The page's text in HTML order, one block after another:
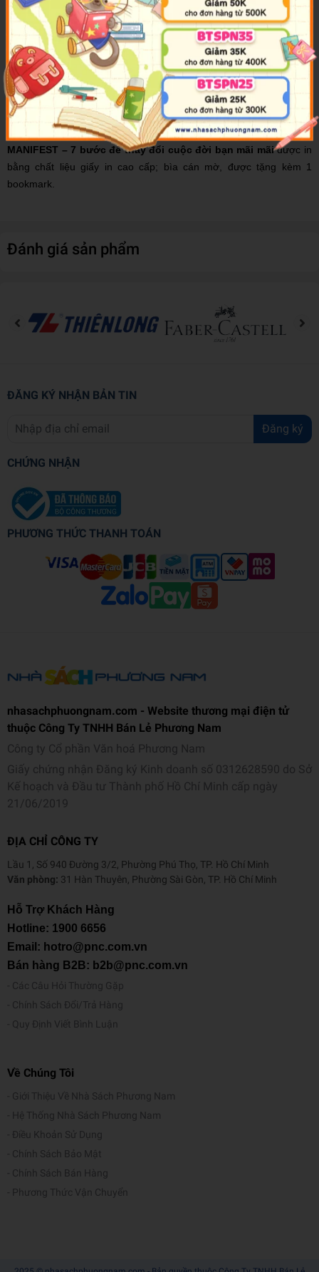
Cuốn sách này là một chỉ dẫn cần thiết cho bất kỳ ai muốn tự làm
chủ cuộc đời mình. Chỉ với 7 bước cơ bản, bạn có thể hoàn toàn
hiểu được Manifest thực sự là gì và tạo ra một cuộc sống mà bạn
hằng mong ước.
Là một sự giao thoa giữa khoa học và sự thông thái, Manifest là
một dạng rèn luyện phát triển bản thân, học cách yêu bản thân,
giúp bạn vươn tới mục tiêu và sống một cuộc sống viên mãn nhất.
MANIFEST – 7 bước để thay đổi cuộc đời bạn mãi mãiđược in
bằng chất liệu giấy in cao cấp; bìa cán mờ, được tặng kèm 1
bookmark.
Đánh giá sản phẩm
ĐĂNG KÝ NHẬN BẢN TIN
Đăng ký
CHỨNG NHẬN
PHƯƠNG THỨC THANH TOÁN
nhasachphuongnam.com - Website thương mại điện tử
thuộc Công Ty TNHH Bán Lẻ Phương Nam
Công ty Cổ phần Văn hoá Phương Nam
Giấy chứng nhận Đăng ký Kinh doanh số 0312628590 do Sở
Kế hoạch và Đầu tư Thành phố Hồ Chí Minh cấp ngày
21/06/2019
ĐỊA CHỈ CÔNG TY
Lầu 1, Số 940 Đường 3/2, Phường Phú Thọ, TP. Hồ Chí Minh
Văn phòng: 31 Hàn Thuyên, Phường Sài Gòn, TP. Hồ Chí Minh
Hỗ Trợ Khách Hàng
Hotline: 1900 6656
Email: hotro@pnc.com.vn
Bán hàng B2B: b2b@pnc.com.vn
Các Câu Hỏi Thường Gặp
Chính Sách Đổi/Trả Hàng
Quy Định Viết Bình Luận
Về Chúng Tôi
Giới Thiệu Về Nhà Sách Phương Nam
Hệ Thống Nhà Sách Phương Nam
Điều Khoản Sử Dụng
Chính Sách Bảo Mật
Chính Sách Bán Hàng
Phương Thức Vận Chuyển